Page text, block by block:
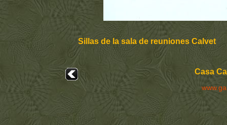
Sillas de la sala de reuniones Calvet
Casa